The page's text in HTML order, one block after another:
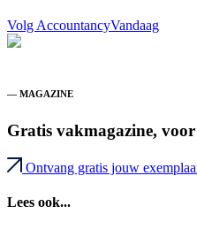
Volg AccountancyVandaag
— MAGAZINE
Gratis vakmagazine,
Ontvang gratis jouw
Lees ook...